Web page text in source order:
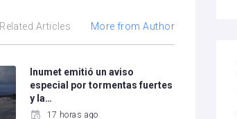
Related Articles More from Author
Inumet emitió un aviso
especial por tormentas fuertes
y la…
17 horas ago